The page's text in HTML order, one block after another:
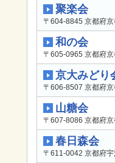
聚楽会
〒604-8845 京都府
和の会
〒605-0965 京都府
京大みどり
〒606-8507 京都府
山糖会
〒607-8086 京都府
春日森会
〒611-0042 京都府